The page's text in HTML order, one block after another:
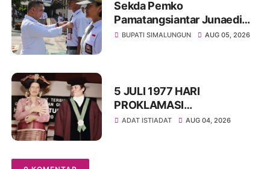
Sekda Pemko
Pamatangsiantar Junaedi
Pembina Upacara
BUPATI SIMALUNGUN AUG 05, 2026
5 JULI 1977 HARI
PROKLAMASI
KEMERDEKAAN BAHASA
ADAT ISTIADAT AUG 04, 2026